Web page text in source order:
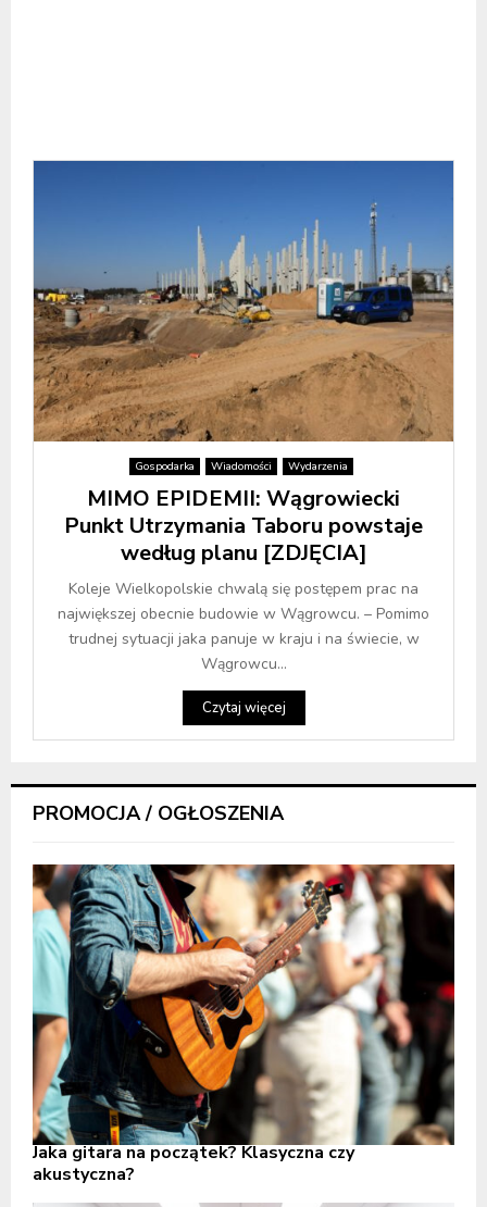
Gospodarka Wiadomości Wydarzenia
MIMO EPIDEMII: Wągrowiecki
Punkt Utrzymania Taboru powstaje
według planu [ZDJĘCIA]
Koleje Wielkopolskie chwalą się postępem prac na
największej obecnie budowie w Wągrowcu. – Pomimo
trudnej sytuacji jaka panuje w kraju i na świecie, w
Wągrowcu...
Czytaj więcej
PROMOCJA / OGŁOSZENIA
Jaka gitara na początek? Klasyczna czy
akustyczna?